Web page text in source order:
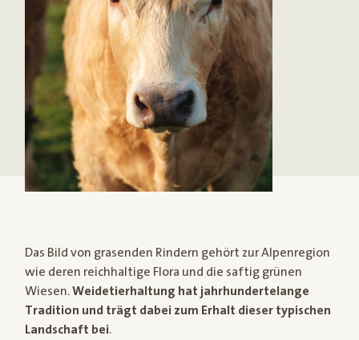
Das Bild von grasenden Rindern gehört zur Alpenregion
wie deren reichhaltige Flora und die saftig grünen
Wiesen.Weidetierhaltung hat jahrhundertelange
Tradition und trägt dabei zum Erhalt dieser typischen
Landschaft bei.